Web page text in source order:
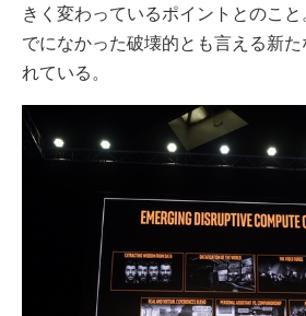
きく変わっているポイントとのこ
でになかった破壊的とも言える新
れている。